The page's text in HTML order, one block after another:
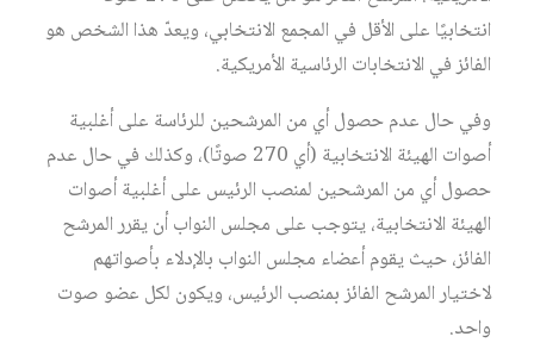
انتخابيًا على الأقل في المجمع الانتخابي، ويعدّ هذا الشخص هو
الفائز في الانتخابات الرئاسية الأمريكية.
وفي حال عدم حصول أي من المرشحين للرئاسة على أغلبية
أصوات الهيئة الانتخابية (أي 270 صوتًا)، وكذلك في حال عدم
حصول أي من المرشحين لمنصب الرئيس على أغلبية أصوات
الهيئة الانتخابية، يتوجب على مجلس النواب أن يقرر المرشح
الفائز، حيث يقوم أعضاء مجلس النواب بالإدلاء بأصواتهم
لاختيار المرشح الفائز بمنصب الرئيس، ويكون لكل عضو صوت
واحد.